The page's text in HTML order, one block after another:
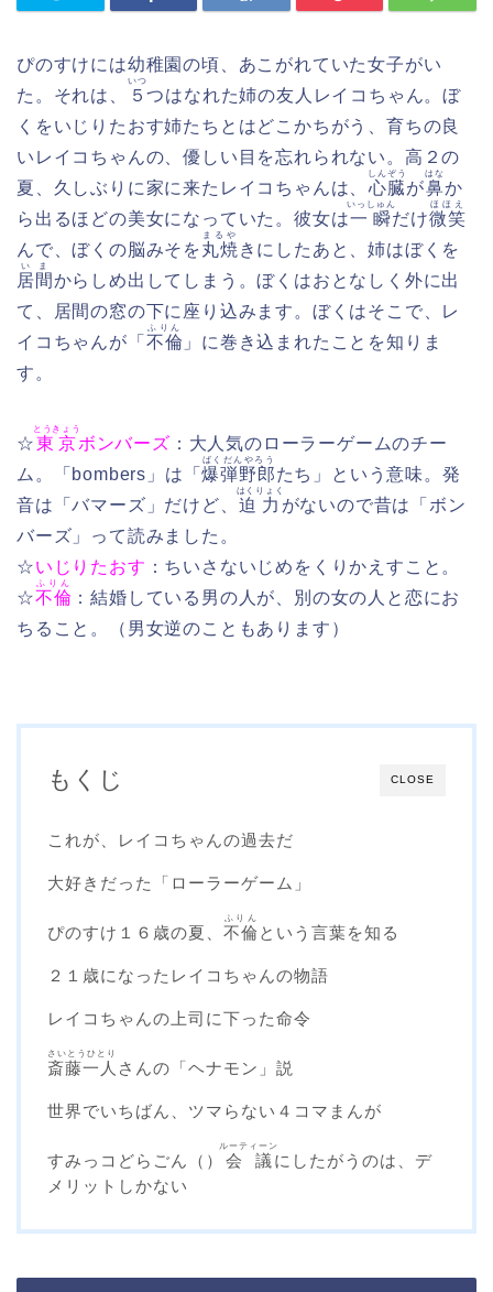
ぴのすけには幼稚園の頃、あこがれていた女子がい
た。それは、
５
いつ
つはなれた姉の友人レイコちゃん。ぼ
くをいじりたおす姉たちとはどこかちがう、育ちの良
いレイコちゃんの、優しい目を忘れられない。高２の
夏、久しぶりに家に来たレイコちゃんは、 心臓
しんぞう
が鼻
はな
か
ら出るほどの美女になっていた。彼女は一瞬
いっしゅん
だけ微笑
ほほえ
んで、ぼくの脳みそを丸焼
まるや
きにしたあと、姉はぼくを
居間
いま
からしめ出してしまう。ぼくはおとなしく外に出
て、居間の窓の下に座り込みます。ぼくはそこで、レ
イコちゃんが「 不倫
ふりん
」に巻き込まれたことを知りま
す。
☆東京
とうきょう
ボンバーズ ：大人気のローラーゲームのチー
ム。「bombers」は「爆弾野郎
ばくだんやろう
たち」という意味。発
音は「バマーズ」だけど、 迫力
はくりょく
がないので昔は「ボン
バーズ」って読みました。
☆いじりたおす ：ちいさないじめをくりかえすこと。
☆不倫
ふりん
：結婚している男の人が、別の女の人と恋にお
ちること。（男女逆のこともあります）
CLOSE
もくじ
これが、レイコちゃんの過去だ
大好きだった「ローラーゲーム」
ぴのすけ１６歳の夏、 不倫
ふりん
という言葉を知る
２１歳になったレイコちゃんの物語
レイコちゃんの上司に下った命令
斎藤一人
さいとうひとり
さんの「ヘナモン」説
世界でいちばん、ツマらない４コマまんが
すみっコどらごん（） 会議
ルーティーン
にしたがうのは、デ
メリットしかない